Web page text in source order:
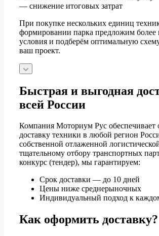
— снижение итоговых затрат
При покупке нескольких единиц
формировании парка предложим
условия и подберём оптимальную
ваш проект.
Быстрая и выгодная
всей России
Компания Моториум Рус обеспечивает
доставку техники в любой регион
собственной отлаженной
тщательному отбору транспортных
конкурс (тендер), мы гарантируем:
Срок доставки — до 10 дней
Цены ниже среднерыночных
Индивидуальный подход к
Как оформить доставку?